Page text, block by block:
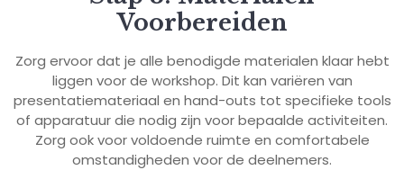
Voorbereiden
Zorg ervoor dat je alle benodigde materialen klaar hebt
liggen voor de workshop. Dit kan variëren van
presentatiemateriaal en hand-outs tot specifieke tools
of apparatuur die nodig zijn voor bepaalde activiteiten.
Zorg ook voor voldoende ruimte en comfortabele
omstandigheden voor de deelnemers.